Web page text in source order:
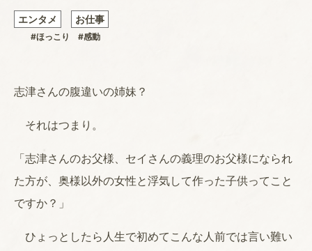
エンタメ お仕事
#ほっこり #感動
志津さんの腹違いの姉妹？
それはつまり。
「志津さんのお父様、セイさんの義理のお父様になられ
た方が、奥様以外の女性と浮気して作った子供ってこと
ですか？」
ひょっとしたら人生で初めてこんな人前では言い難い